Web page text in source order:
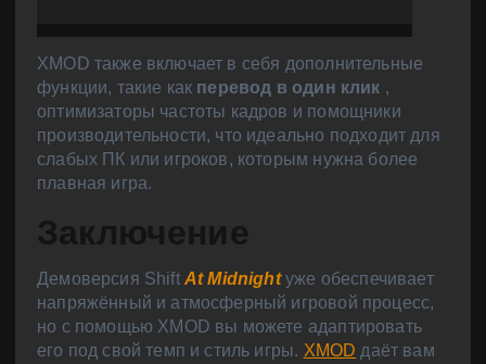
XMOD также включает в себя дополнительные
функции, такие как перевод в один клик ,
оптимизаторы частоты кадров и помощники
производительности, что идеально подходит для
слабых ПК или игроков, которым нужна более
плавная игра.
Заключение
Демоверсия Shift At Midnightуже обеспечивает
напряжённый и атмосферный игровой процесс,
но с помощью XMOD вы можете адаптировать
его под свой темп и стиль игры. XMOD даёт вам